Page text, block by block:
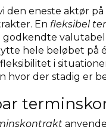
den eneste aktør
En fleksibel
godkendte
hele beløbet på
i
hvor der stadig er